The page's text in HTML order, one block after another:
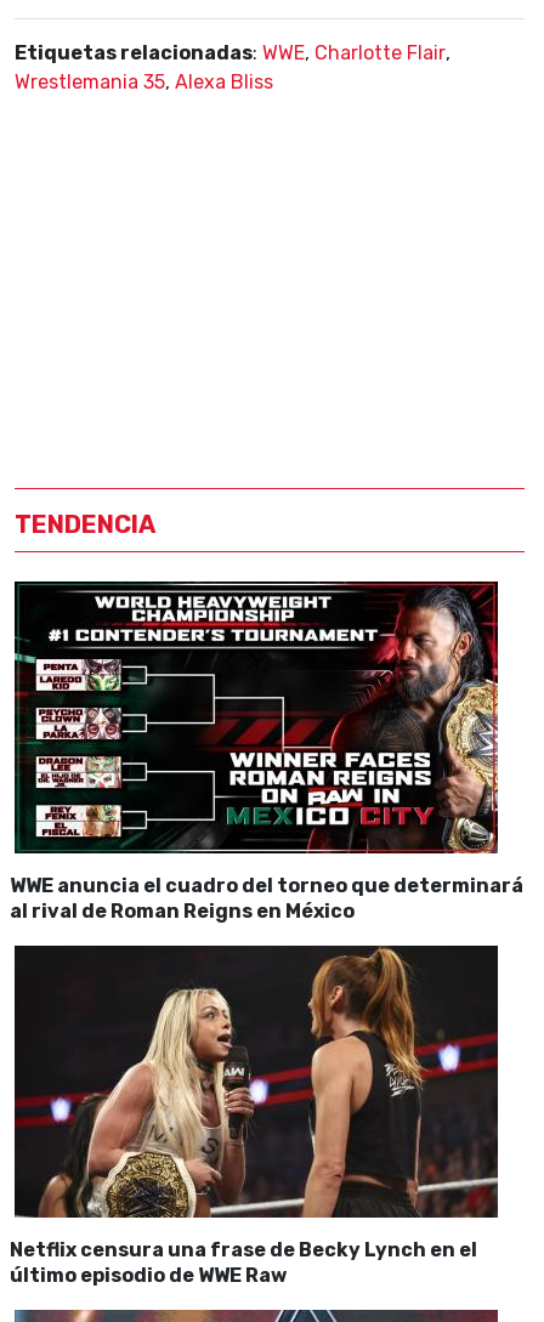
Etiquetas relacionadas: WWE, Charlotte Flair,
Wrestlemania 35, Alexa Bliss
TENDENCIA
WWE anuncia el cuadro del torneo que determinará
al rival de Roman Reigns en México
Netflix censura una frase de Becky Lynch en el
último episodio de WWE Raw